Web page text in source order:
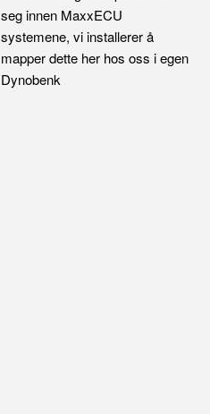
seg innen MaxxECU
systemene, vi installerer å
mapper dette her hos oss i egen
Dynobenk